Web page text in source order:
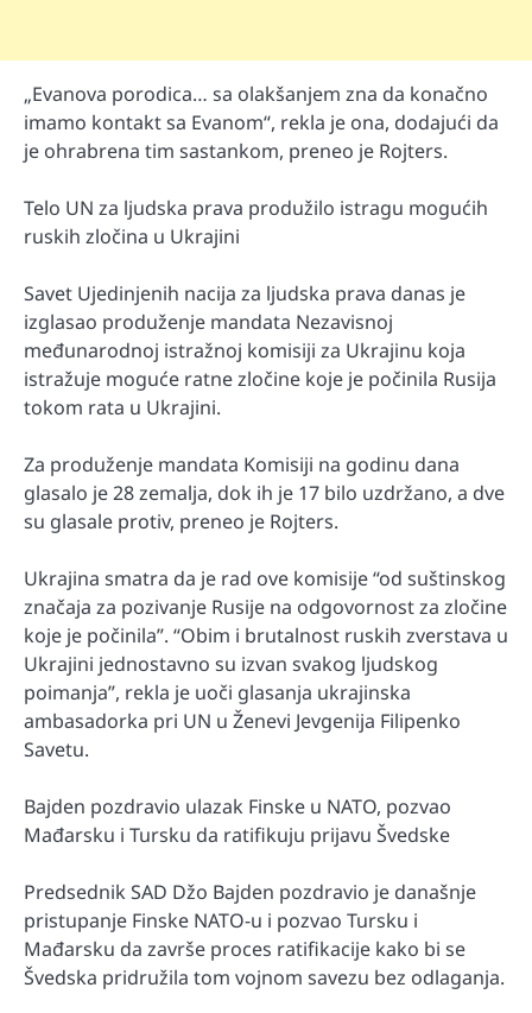
„Evanova porodica… sa olakšanjem zna da konačno
imamo kontakt sa Evanom“, rekla je ona, dodajući da
je ohrabrena tim sastankom, preneo je Rojters.
Telo UN za ljudska prava produžilo istragu mogućih
ruskih zločina u Ukrajini
Savet Ujedinjenih nacija za ljudska prava danas je
izglasao produženje mandata Nezavisnoj
međunarodnoj istražnoj komisiji za Ukrajinu koja
istražuje moguće ratne zločine koje je počinila Rusija
tokom rata u Ukrajini.
Za produženje mandata Komisiji na godinu dana
glasalo je 28 zemalja, dok ih je 17 bilo uzdržano, a dve
su glasale protiv, preneo je Rojters.
Ukrajina smatra da je rad ove komisije “od suštinskog
značaja za pozivanje Rusije na odgovornost za zločine
koje je počinila”. “Obim i brutalnost ruskih zverstava u
Ukrajini jednostavno su izvan svakog ljudskog
poimanja”, rekla je uoči glasanja ukrajinska
ambasadorka pri UN u Ženevi Jevgenija Filipenko
Savetu.
Bajden pozdravio ulazak Finske u NATO, pozvao
Mađarsku i Tursku da ratifikuju prijavu Švedske
Predsednik SAD Džo Bajden pozdravio je današnje
pristupanje Finske NATO-u i pozvao Tursku i
Mađarsku da završe proces ratifikacije kako bi se
Švedska pridružila tom vojnom savezu bez odlaganja.